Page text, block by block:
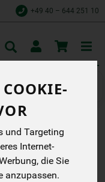
und Targeting
Internet-
die Sie
anzupassen.
+49 40 – 644 251 10
& Kräuter
GRÜN
Toggle